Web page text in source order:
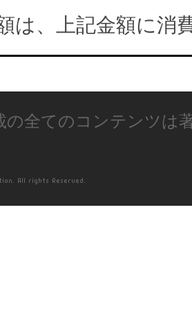
は、上記金額に消
の全てのコンテンツは